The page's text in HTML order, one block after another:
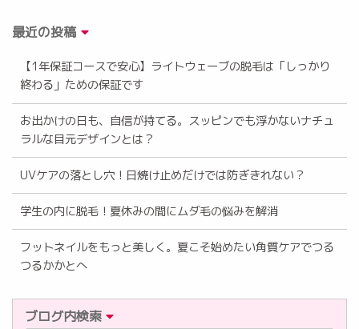
最近の投稿
【1年保証コースで安心】ライトウェーブの脱毛は「しっかり
終わる」ための保証です
お出かけの日も、自信が持てる。スッピンでも浮かないナチュ
ラルな目元デザインとは？
UVケアの落とし穴！日焼け止めだけでは防ぎきれない？
学生の内に脱毛！夏休みの間にムダ毛の悩みを解消
フットネイルをもっと美しく。夏こそ始めたい角質ケアでつる
つるかかとへ
ブログ内検索